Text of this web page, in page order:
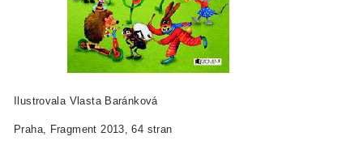
Ilustrovala Vlasta Baránková
Praha, Fragment 2013, 64 stran